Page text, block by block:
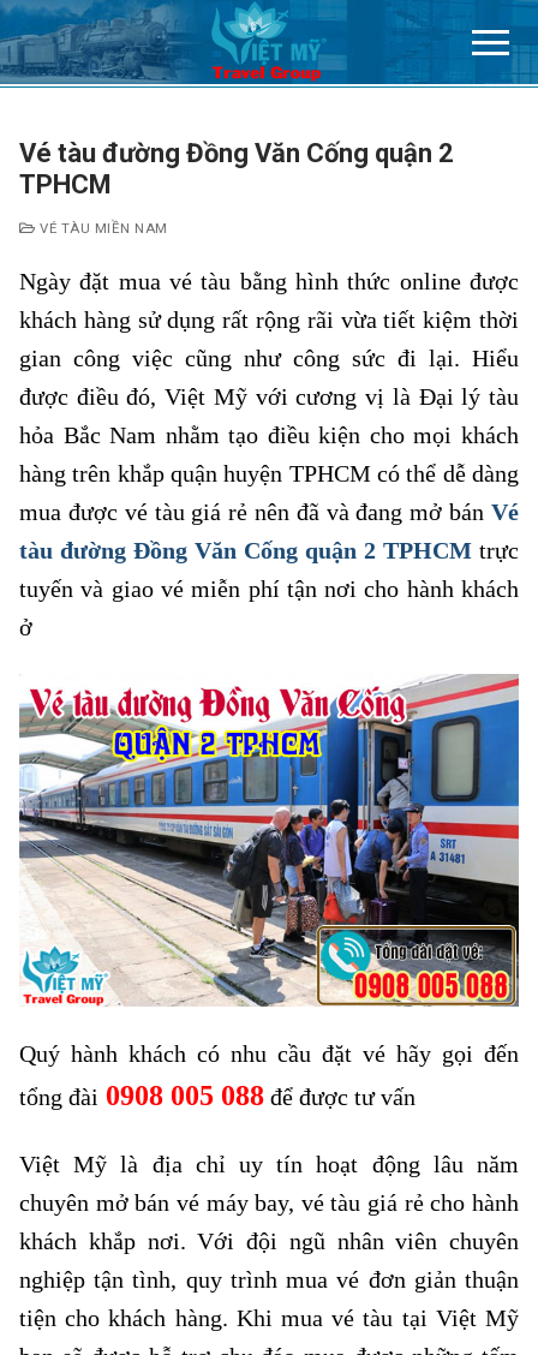
Chuyển
đến
nội
Vé tàu đường Đồng Văn Cống quận 2
TPHCM
VÉ TÀU MIỀN NAM
Ngày đặt mua vé tàu bằng hình thức online được
khách hàng sử dụng rất rộng rãi vừa tiết kiệm thời
gian công việc cũng như công sức đi lại. Hiểu
được điều đó, Việt Mỹ với cương vị là Đại lý tàu
hỏa Bắc Nam nhằm tạo điều kiện cho mọi khách
hàng trên khắp quận huyện TPHCM có thể dễ dàng
mua được vé tàu giá rẻ nên đã và đang mở bán Vé
tàu đường Đồng Văn Cống quận 2 TPHCM trực
tuyến và giao vé miễn phí tận nơi cho hành khách
ở
Quý hành khách có nhu cầu đặt vé hãy gọi đến
tổng đài 0908 005 088 để được tư vấn
Việt Mỹ là địa chỉ uy tín hoạt động lâu năm
chuyên mở bán vé máy bay, vé tàu giá rẻ cho hành
khách khắp nơi. Với đội ngũ nhân viên chuyên
nghiệp tận tình, quy trình mua vé đơn giản thuận
tiện cho khách hàng. Khi mua vé tàu tại Việt Mỹ